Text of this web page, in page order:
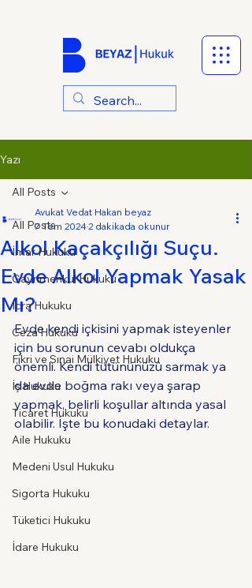
Yazı
All Posts
İmar Hukuku
Gayrimenkul Hukuku
İcra Hukuku
Ceza Hukuku
Fikri ve Sınai Mülkiyet Hukuku
İş Hukuku
Ticaret Hukuku
Aile Hukuku
Medeni Usul Hukuku
Sigorta Hukuku
Tüketici Hukuku
İdare Hukuku
All Posts
Alkol Kaçakçılığı Suçu.
Evde Alkol Yapmak Yasak
Mı?
Avukat Vedat Hakan beyaz
7 Tem 20242 dakikada okunur
Evde kendi içkisini yapmak isteyenler
için bu sorunun cevabı oldukça
önemli. Kendi tütününüzü sarmak ya
da evde boğma rakı veya şarap
yapmak, belirli koşullar altında yasal
olabilir. İşte bu konudaki detaylar.